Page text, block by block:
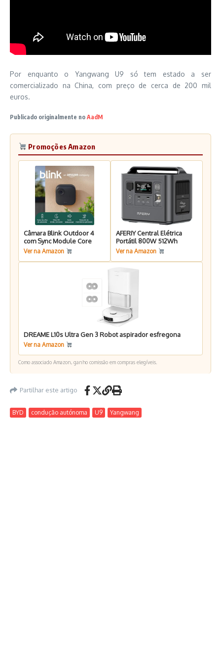
Por enquanto o Yangwang U9 só tem estado a ser
comercializado na China, com preço de cerca de 200 mil
euros.
Publicado originalmente no AadM
Promoções Amazon
Câmara Blink Outdoor 4
com Sync Module Core
Ver na Amazon
AFERIY Central Elétrica
Portátil 800W 512Wh
Ver na Amazon
DREAME L10s Ultra Gen 3 Robot aspirador esfregona
Ver na Amazon
Como associado Amazon, ganho comissão em compras elegíveis.
Partilhar este artigo
BYD condução autónoma U9 Yangwang